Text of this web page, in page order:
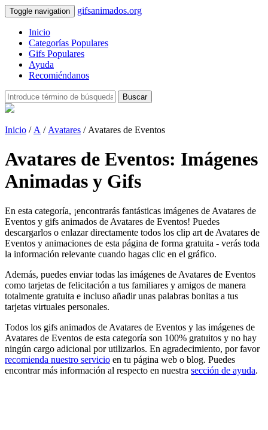
Toggle navigation gifsanimados.org
Inicio
Categorías Populares
Gifs Populares
Ayuda
Recomiéndanos
Buscar
Inicio / A / Avatares / Avatares de Eventos
Avatares de Eventos: Imágenes
Animadas y Gifs
En esta categoría, ¡encontrarás fantásticas imágenes de Avatares de
Eventos y gifs animados de Avatares de Eventos! Puedes
descargarlos o enlazar directamente todos los clip art de Avatares de
Eventos y animaciones de esta página de forma gratuita - verás toda
la información relevante cuando hagas clic en el gráfico.
Además, puedes enviar todas las imágenes de Avatares de Eventos
como tarjetas de felicitación a tus familiares y amigos de manera
totalmente gratuita e incluso añadir unas palabras bonitas a tus
tarjetas virtuales personales.
Todos los gifs animados de Avatares de Eventos y las imágenes de
Avatares de Eventos de esta categoría son 100% gratuitos y no hay
ningún cargo adicional por utilizarlos. En agradecimiento, por favor
recomienda nuestro servicio en tu página web o blog. Puedes
encontrar más información al respecto en nuestra sección de ayuda.